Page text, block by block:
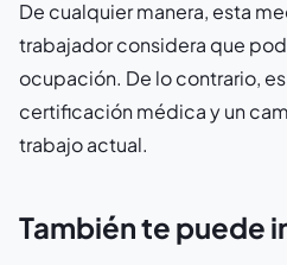
De cualquier manera, esta
trabajador considera que
ocupación. De lo contrario,
certificación médica y un
trabajo actual.
También te puede